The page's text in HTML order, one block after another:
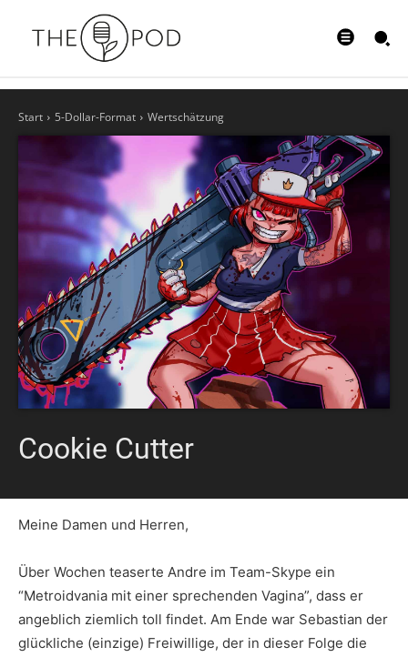
Start 5-Dollar-Format Wertschätzung
Cookie Cutter
Meine Damen und Herren,
Über Wochen teaserte Andre im Team-Skype ein
“Metroidvania mit einer sprechenden Vagina”, dass er
angeblich ziemlich toll findet. Am Ende war Sebastian der
glückliche (einzige) Freiwillige, der in dieser Folge die